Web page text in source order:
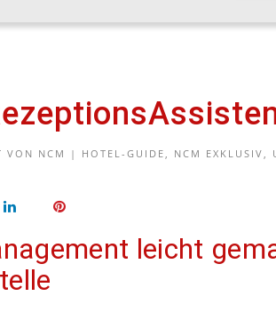
VON NCM | HOTEL-GUIDE NCM EXKLUSIV
leicht